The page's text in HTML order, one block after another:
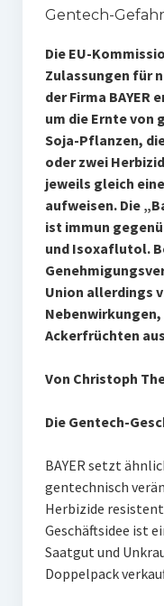
Gentech-
Die EU-
Zulassungen für
der Firma BAYER
um die Ernte von
Soja-Pflanzen,
oder zwei
jeweils gleich
aufweisen. Die
ist immun
und Isoxaflutol.
Union allerdings
Nebenwirkungen,
Ackerfrüchten
Von Christoph
Die Gentech-
BAYER setzt
gentechnisch
Herbizide
Geschäftsidee ist
Saatgut und
Doppelpack